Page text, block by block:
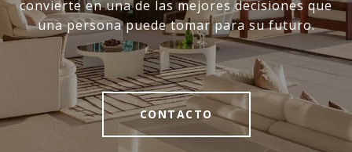
convierte en una de las mejores decisiones que
una persona puede tomar para su futuro.
CONTACTO